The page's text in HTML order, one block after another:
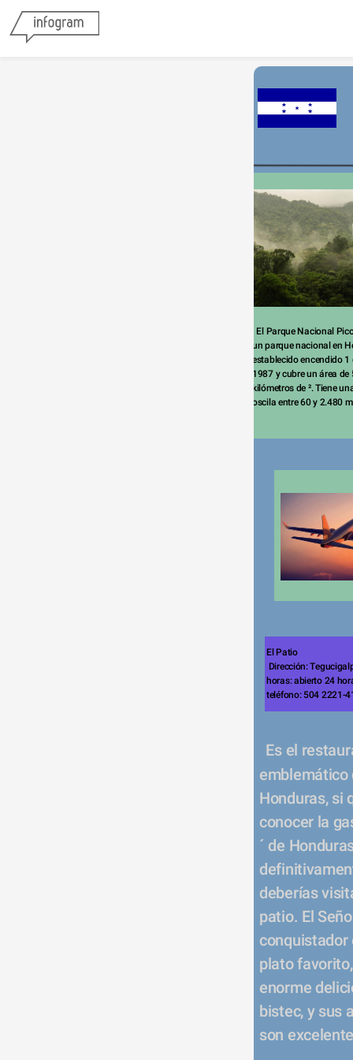
El Parque Nacional
un parque nacional en
establecido encendido 1
1987 y cubre un área de
kilómetros de ². Tiene
oscila entre 60 y 2.480
El Patio
horas: abierto 24
teléfono: 504 2221-
Es el
emblemático
Honduras, si
conocer la
´ de
deberías
patio. El
conquistador
plato
enorme
bistec, y sus
son